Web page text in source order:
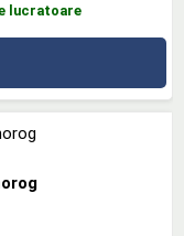
lucratoare